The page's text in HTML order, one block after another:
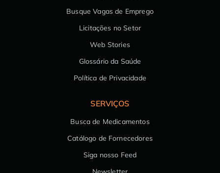
Busque Vagas de Emprego
Licitações no Setor
Web Stories
Glossário da Saúde
Política de Privacidade
SERVIÇOS
Busca de Medicamentos
Catálogo de Fornecedores
Siga nosso Feed